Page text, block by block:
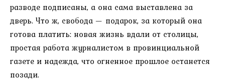
разводе подписаны, а она сама выставлена за
дверь. Что ж, свобода — подарок, за который она
готова платить: новая жизнь вдали от столицы,
простая работа журналистом в провинциальной
газете и надежда, что огненное прошлое останется
позади.